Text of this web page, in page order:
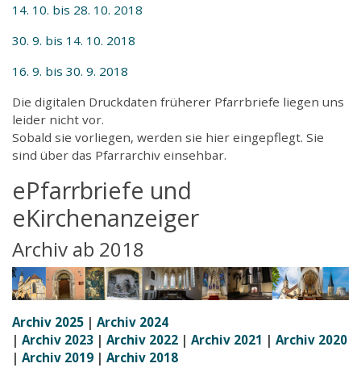
14. 10. bis 28. 10. 2018
30. 9. bis 14. 10. 2018
16. 9. bis 30. 9. 2018
Die digitalen Druckdaten früherer Pfarrbriefe liegen uns
leider nicht vor.
Sobald sie vorliegen, werden sie hier eingepflegt. Sie
sind über das Pfarrarchiv einsehbar.
ePfarrbriefe und
eKirchenanzeiger
Archiv ab 2018
Archiv 2025 | Archiv 2024
| Archiv 2023 | Archiv 2022 | Archiv 2021 | Archiv 2020
| Archiv 2019 | Archiv 2018